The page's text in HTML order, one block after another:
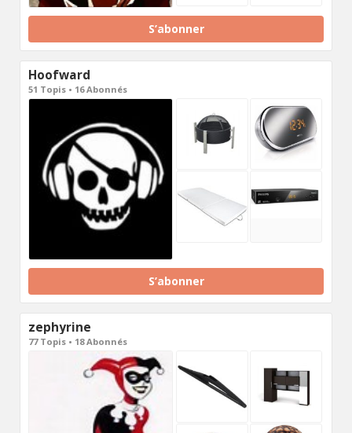
S’abonner
Hoofward
51 Topis • 16 Abonnés
S’abonner
zephyrine
77 Topis • 18 Abonnés